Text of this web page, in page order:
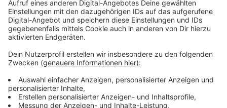
Insgesamt soll auf der Münchener Straße ein ganzes
Quartier mit einem eigenen Mobilitätskonzept
entstehen. In der vergangenen Woche hatte OB
MIPIM bereits einem Fachpublikum vorgestellt.
Anzeige